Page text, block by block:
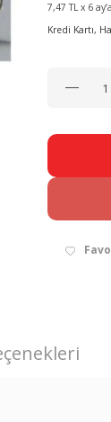
7,47 TL x 6
Kredi Kartı,